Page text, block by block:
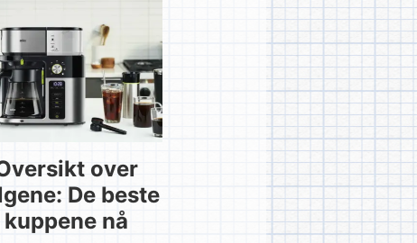
over
De beste
kuppene nå